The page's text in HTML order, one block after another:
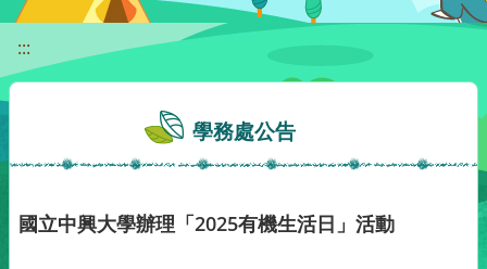
:::
學務處公告
國立中興大學辦理「2025有機生活日」活動